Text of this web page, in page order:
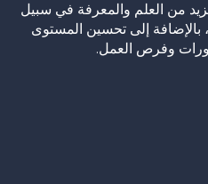
من العلم والمعرفة في سبيل
بالإضافة إلى تحسين المستوى
وفرص العمل.